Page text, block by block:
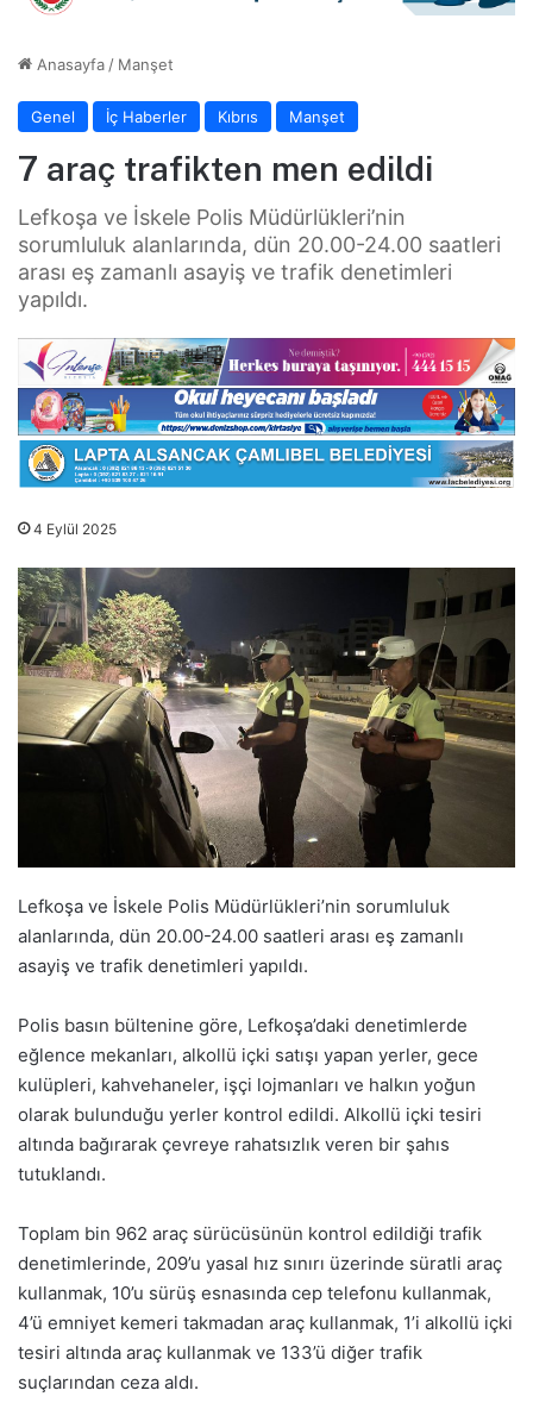
Anasayfa / Manşet
Genel İç Haberler Kıbrıs Manşet
7 araç trafikten men edildi
Lefkoşa ve İskele Polis Müdürlükleri’nin
sorumluluk alanlarında, dün 20.00-24.00 saatleri
arası eş zamanlı asayiş ve trafik denetimleri
yapıldı.
4 Eylül 2025
Lefkoşa ve İskele Polis Müdürlükleri’nin sorumluluk
alanlarında, dün 20.00-24.00 saatleri arası eş zamanlı
asayiş ve trafik denetimleri yapıldı.
Polis basın bültenine göre, Lefkoşa’daki denetimlerde
eğlence mekanları, alkollü içki satışı yapan yerler, gece
kulüpleri, kahvehaneler, işçi lojmanları ve halkın yoğun
olarak bulunduğu yerler kontrol edildi. Alkollü içki tesiri
altında bağırarak çevreye rahatsızlık veren bir şahıs
tutuklandı.
Toplam bin 962 araç sürücüsünün kontrol edildiği trafik
denetimlerinde, 209’u yasal hız sınırı üzerinde süratli araç
kullanmak, 10’u sürüş esnasında cep telefonu kullanmak,
4’ü emniyet kemeri takmadan araç kullanmak, 1’i alkollü içki
tesiri altında araç kullanmak ve 133’ü diğer trafik
suçlarından ceza aldı.